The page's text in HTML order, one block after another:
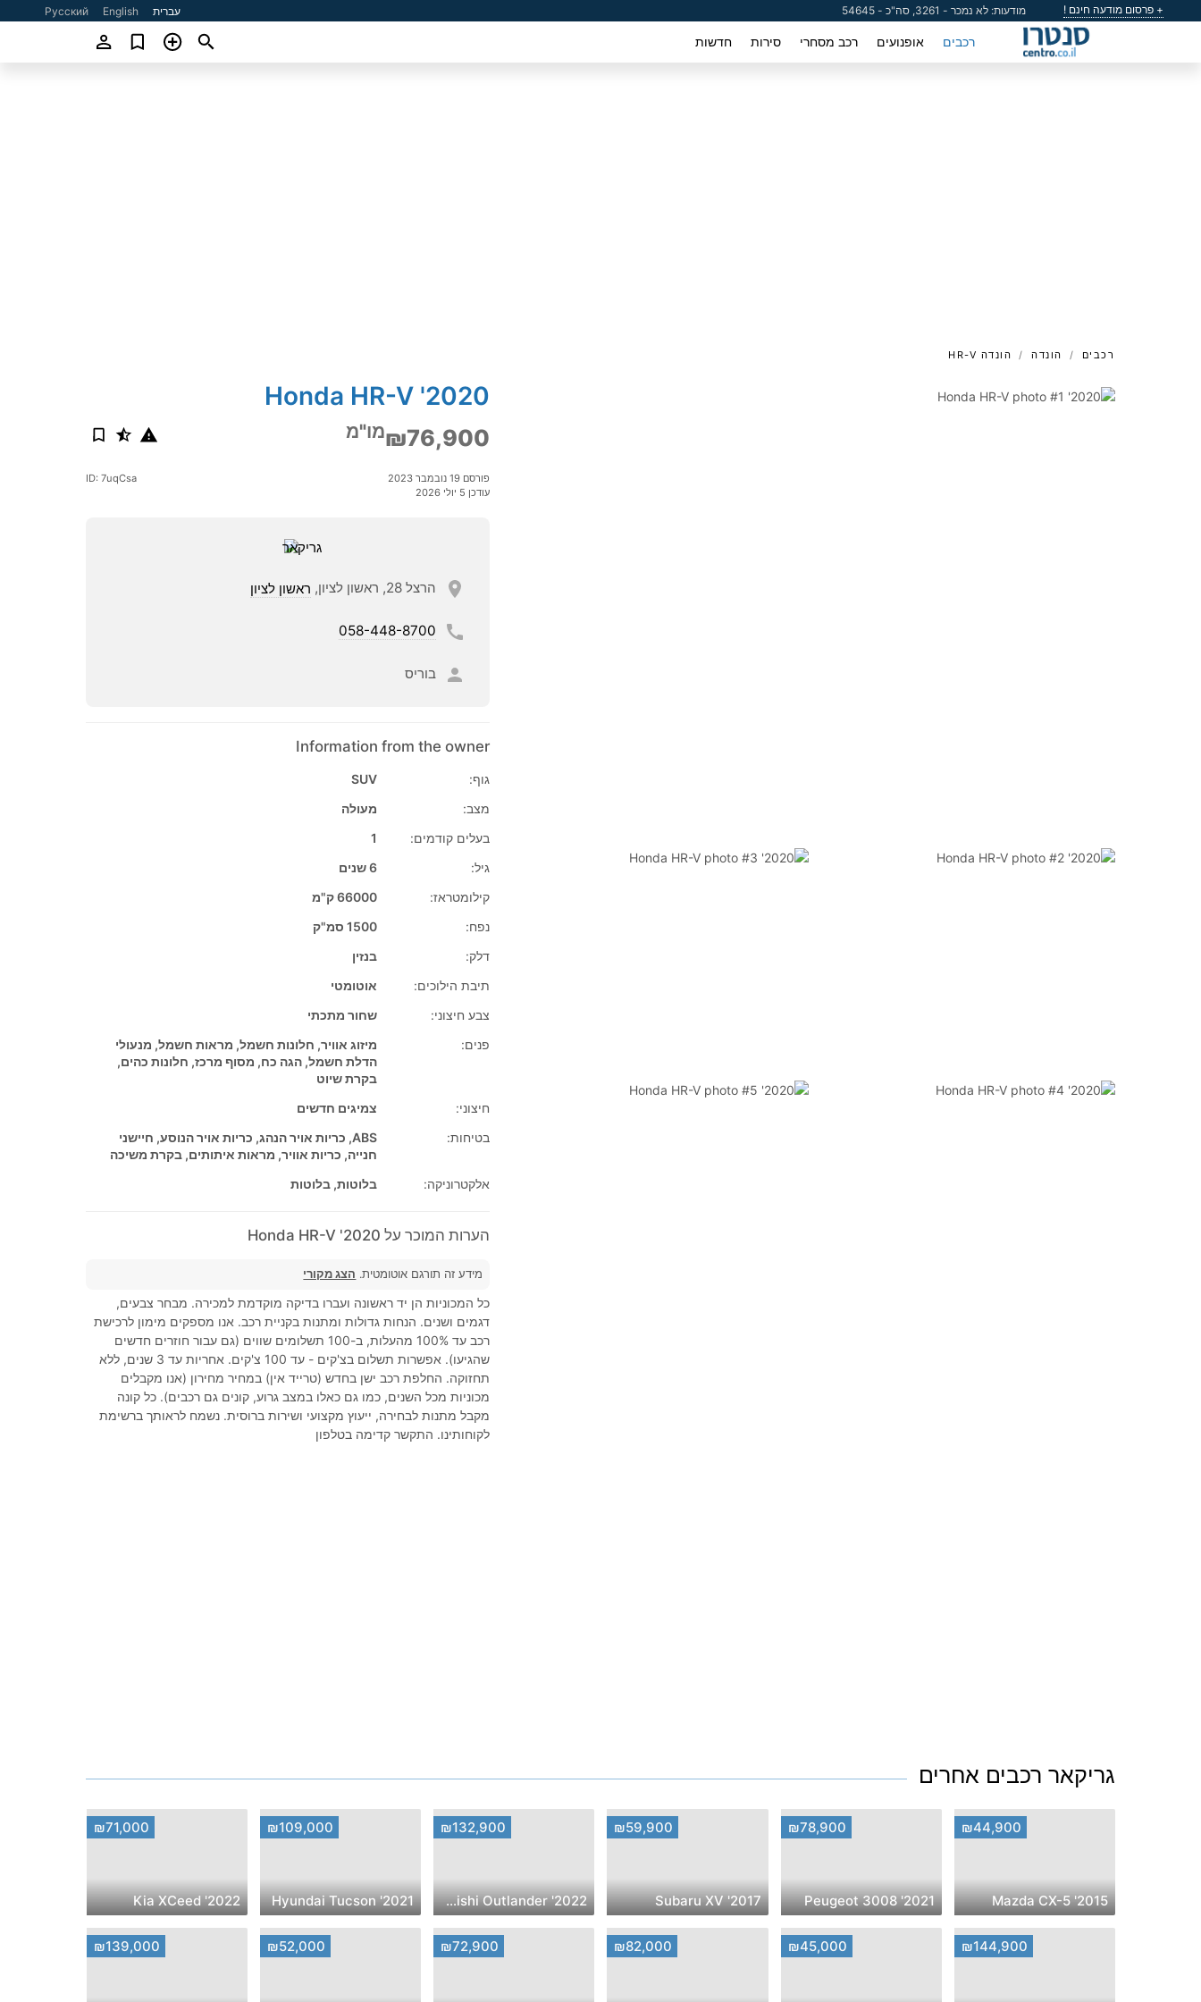
+ פרסום מודעה חינם ! מודעות: לא נמכר - 3261, סה"כ - 54645 עברית English
Русский
רכבים אופנועים רכב מסחרי סירות חדשות
רכבים הונדה הונדה HR-V
2020' Honda HR-V
₪76,900מו"מ
פורסם 19 נובמבר 2023
עודכן 5 יולי 2026
ID: 7uqCsa
הרצל 28, ראשון לציון, ראשון לציון
058-448-8700
בוריס
Information from the owner
גוף:
SUV
מצב:
מעולה
בעלים קודמים:
1
גיל:
6 שנים
קילומטראז:
66000 ק"מ
נפח:
1500 סמ"ק
דלק:
בנזין
תיבת הילוכים:
אוטומטי
צבע חיצוני:
שחור מתכתי
פנים:
מיזוג אוויר, חלונות חשמל, מראות חשמל, מנעולי
הדלת חשמל, הגה כח, מסוף מרכז, חלונות כהים,
בקרת שיוט
חיצוני:
צמיגים חדשים
בטיחות:
ABS, כריות אויר הנהג, כריות אויר הנוסע, חיישני
חנייה, כריות אוויר, מראות איתותים, בקרת משיכה
אלקטרוניקה:
בלוטות, בלוטות
הערות המוכר על 2020' Honda HR-V
מידע זה תורגם אוטומטית. הצג מקורי
כל המכוניות הן יד ראשונה ועברו בדיקה מוקדמת למכירה. מבחר צבעים,
דגמים ושנים. הנחות גדולות ומתנות בקניית רכב. אנו מספקים מימון לרכישת
רכב עד 100% מהעלות, ב-100 תשלומים שווים (גם עבור חוזרים חדשים
שהגיעו). אפשרות תשלום בצ'קים - עד 100 צ'קים. אחריות עד 3 שנים, ללא
תחזוקה. החלפת רכב ישן בחדש (טרייד אין) במחיר מחירון (אנו מקבלים
מכוניות מכל השנים, כמו גם כאלו במצב גרוע, קונים גם רכבים). כל קונה
מקבל מתנות לבחירה, ייעוץ מקצועי ושירות ברוסית. נשמח לראותך ברשימת
לקוחותינו. התקשר קדימה בטלפון
גריקאר רכבים אחרים
₪44,900
2015' Mazda CX-5
₪78,900
2021' Peugeot 3008
₪59,900
2017' Subaru XV
₪132,900
2022' Mitsubishi Outlander
₪109,000
2021' Hyundai Tucson
₪71,000
2022' Kia XCeed
₪144,900
₪45,000
₪82,000
₪72,900
₪52,000
₪139,000